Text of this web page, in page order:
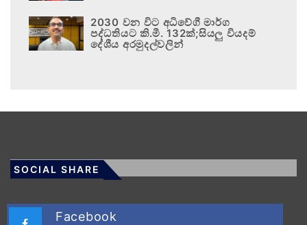
2030 වන විට අධිවේගී මාර්ග
පද්ධතියට කි.මී. 132ක්;සියලු වියදම්
දේශීය අරමුදල්වලින්
SOCIAL SHARE
Facebook